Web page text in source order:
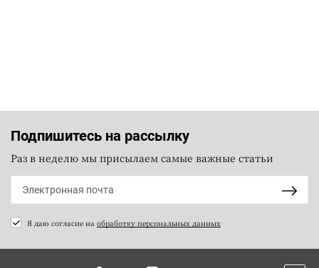
Подпишитесь на рассылку
Раз в неделю мы присылаем самые важные статьи
Я даю согласие на обработку персональных данных